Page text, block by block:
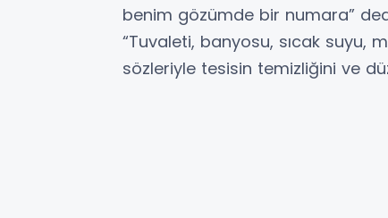
benim gözümde bir numara”
“Tuvaleti, banyosu, sıcak suyu,
sözleriyle tesisin temizliğini ve